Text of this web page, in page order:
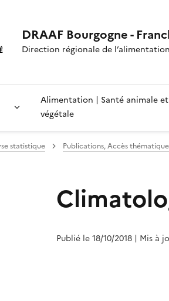
DRAAF Bourgogne -
Direction régionale de
Alimentation | Santé animale et
végétale
statistique Publications, Accès thématique
Publié le 18/10/2018 | Mis à